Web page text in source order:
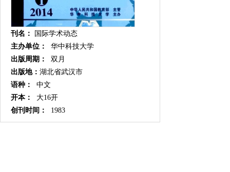
刊名：
国际学术动态
主办单位：
华中科技大学
出版周期：
双月
出版地： 湖北省武汉市
语种：
中文
开本：
大16开
创刊时间：
1983